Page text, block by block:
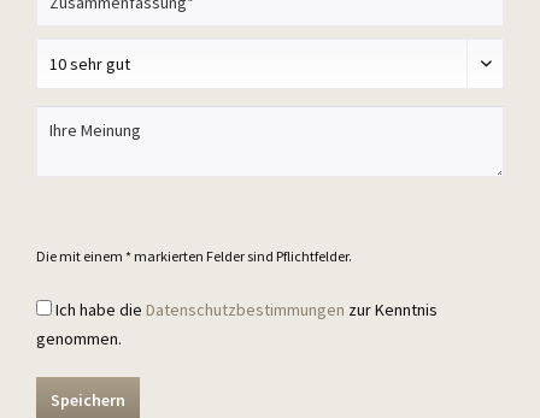
Die mit einem * markierten Felder sind Pflichtfelder.
Ich habe die Datenschutzbestimmungen zur Kenntnis
genommen.
Speichern